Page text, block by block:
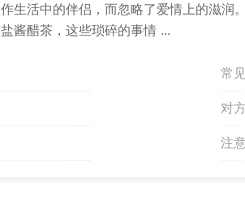
作生活中的伴侣，而忽略了爱情上的滋润
盐酱醋茶，这些琐碎的事情 ...
常
对
注